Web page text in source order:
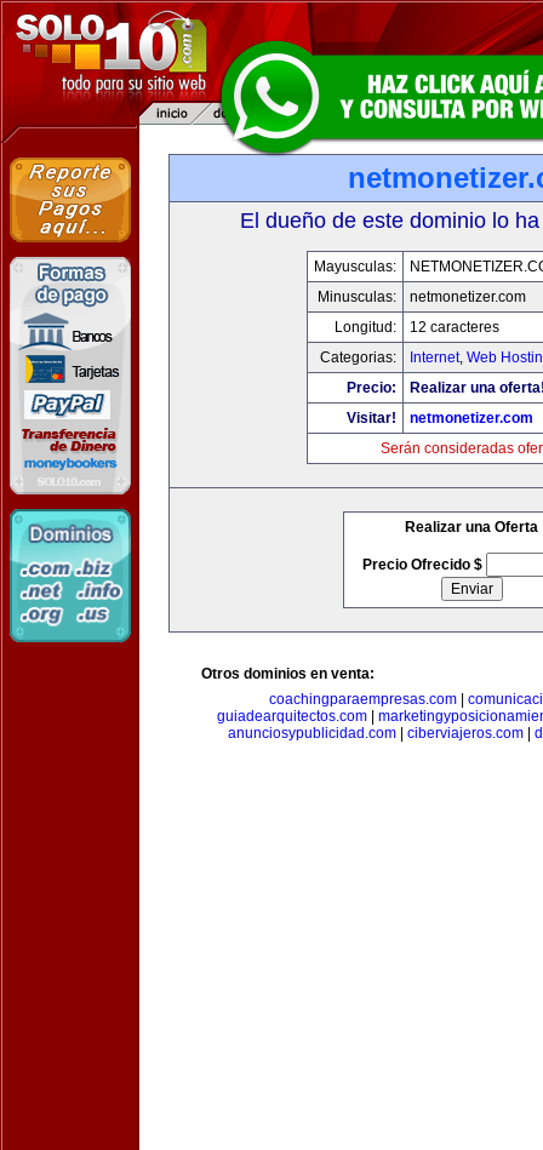
El dueño de este dominio lo
Mayusculas:
Minusculas:
netmonetizer.com
Longitud:
12 caracteres
Categorias:
Internet, Web
Precio:
Realizar una
Visitar!
netmonetizer.com
Serán consideradas
Realizar una Oferta
Precio Ofrecido $
Otros dominios en venta:
coachingparaempresas.com|
guiadearquitectos.com
anunciosypublicidad.com| ciberviajeros.com|